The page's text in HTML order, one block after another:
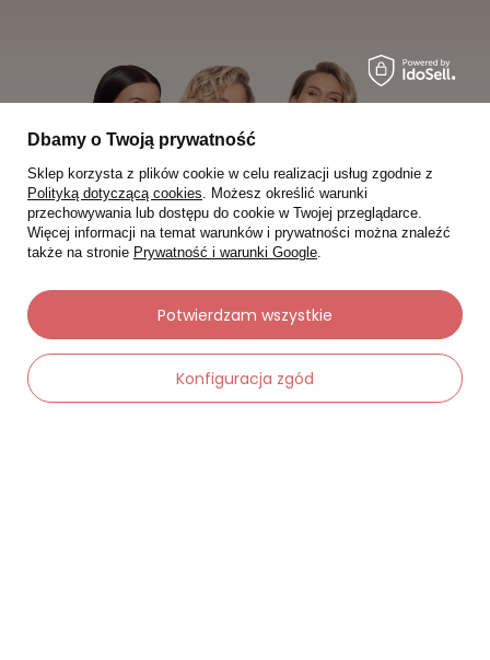
Moje zamówienia
Dbamy o Twoją prywatność
Sklep korzysta z plików cookie w celu realizacji usług zgodnie z
Polityką dotyczącą cookies. Możesz określić warunki
przechowywania lub dostępu do cookie w Twojej przeglądarce.
Więcej informacji na temat warunków i prywatności można znaleźć
także na stronie Prywatność i warunki Google.
Konfiguracja zgód
Potwierdzam wszystkie